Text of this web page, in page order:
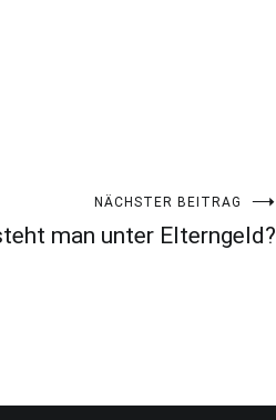
NÄCHSTER BEITRAG
man unter Elterngeld?